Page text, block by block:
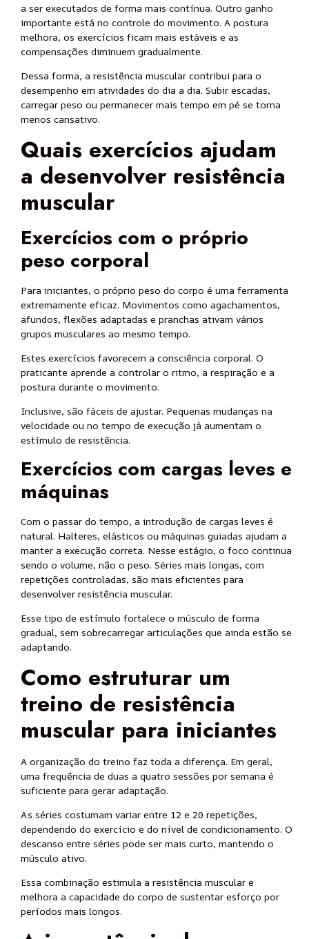
a ser executados de forma mais contínua. Outro ganho
importante está no controle do movimento. A postura
melhora, os exercícios ficam mais estáveis e as
compensações diminuem gradualmente.
Dessa forma, a resistência muscular contribui para o
desempenho em atividades do dia a dia. Subir escadas,
carregar peso ou permanecer mais tempo em pé se torna
menos cansativo.
Quais exercícios ajudam
a desenvolver resistência
muscular
Exercícios com o próprio
peso corporal
Para iniciantes, o próprio peso do corpo é uma ferramenta
extremamente eficaz. Movimentos como agachamentos,
afundos, flexões adaptadas e pranchas ativam vários
grupos musculares ao mesmo tempo.
Estes exercícios favorecem a consciência corporal. O
praticante aprende a controlar o ritmo, a respiração e a
postura durante o movimento.
Inclusive, são fáceis de ajustar. Pequenas mudanças na
velocidade ou no tempo de execução já aumentam o
estímulo de resistência.
Exercícios com cargas leves e
máquinas
Com o passar do tempo, a introdução de cargas leves é
natural. Halteres, elásticos ou máquinas guiadas ajudam a
manter a execução correta. Nesse estágio, o foco continua
sendo o volume, não o peso. Séries mais longas, com
repetições controladas, são mais eficientes para
desenvolver resistência muscular.
Esse tipo de estímulo fortalece o músculo de forma
gradual, sem sobrecarregar articulações que ainda estão se
adaptando.
Como estruturar um
treino de resistência
muscular para iniciantes
A organização do treino faz toda a diferença. Em geral,
uma frequência de duas a quatro sessões por semana é
suficiente para gerar adaptação.
As séries costumam variar entre 12 e 20 repetições,
dependendo do exercício e do nível de condicionamento. O
descanso entre séries pode ser mais curto, mantendo o
músculo ativo.
Essa combinação estimula a resistência muscular e
melhora a capacidade do corpo de sustentar esforço por
períodos mais longos.